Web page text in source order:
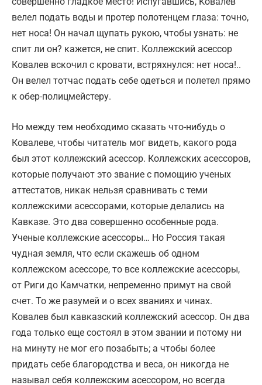
велел подать воды и протер полотенцем глаза: точно,
нет носа! Он начал щупать рукою, чтобы узнать: не
спит ли он? кажется, не спит. Коллежский асессор
Ковалев вскочил с кровати, встряхнулся: нет носа!..
Он велел тотчас подать себе одеться и полетел прямо
к обер-полицмейстеру.
Но между тем необходимо сказать что-нибудь о
Ковалеве, чтобы читатель мог видеть, какого рода
был этот коллежский асессор. Коллежских асессоров,
которые получают это звание с помощию ученых
аттестатов, никак нельзя сравнивать с теми
коллежскими асессорами, которые делались на
Кавказе. Это два совершенно особенные рода.
Ученые коллежские асессоры… Но Россия такая
чудная земля, что если скажешь об одном
коллежском асессоре, то все коллежские асессоры,
от Риги до Камчатки, непременно примут на свой
счет. То же разумей и о всех званиях и чинах.
Ковалев был кавказский коллежский асессор. Он два
года только еще состоял в этом звании и потому ни
на минуту не мог его позабыть; а чтобы более
придать себе благородства и веса, он никогда не
называл себя коллежским асессором, но всегда